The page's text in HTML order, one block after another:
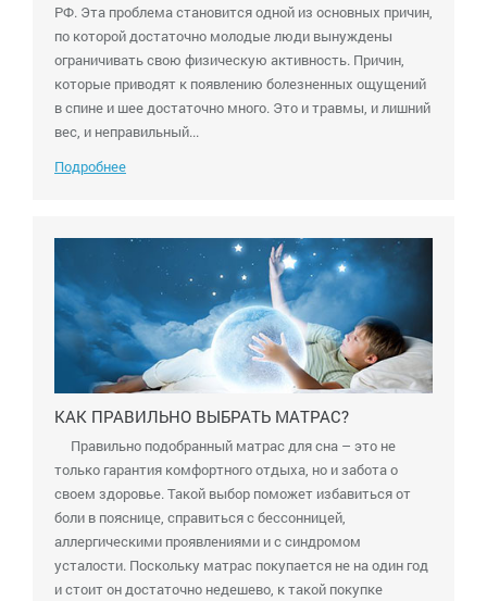
РФ. Эта проблема становится одной из основных причин,
по которой достаточно молодые люди вынуждены
ограничивать свою физическую активность. Причин,
которые приводят к появлению болезненных ощущений
в спине и шее достаточно много. Это и травмы, и лишний
вес, и неправильный...
Подробнее
КАК ПРАВИЛЬНО ВЫБРАТЬ МАТРАС?
Правильно подобранный матрас для сна – это не
только гарантия комфортного отдыха, но и забота о
своем здоровье. Такой выбор поможет избавиться от
боли в пояснице, справиться с бессонницей,
аллергическими проявлениями и с синдромом
усталости. Поскольку матрас покупается не на один год
и стоит он достаточно недешево, к такой покупке